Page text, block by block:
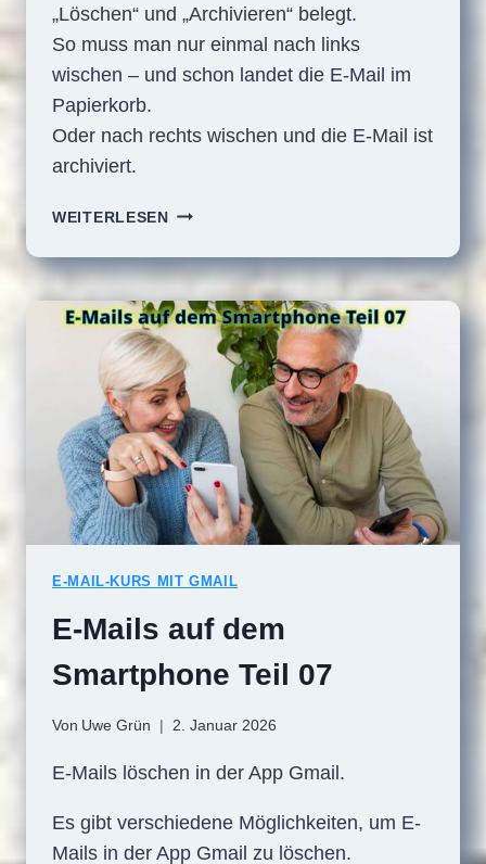
„Löschen“ und „Archivieren“ belegt.
So muss man nur einmal nach links
wischen – und schon landet die E-Mail im
Papierkorb.
Oder nach rechts wischen und die E-Mail ist
archiviert.
WEITERLESENE-
AUF
SMARTPHONE
08
E-MAIL-KURS MIT GMAIL
E-Mails auf dem
Smartphone Teil 07
Von Uwe Grün 2. Januar 2026
E-Mails löschen in der App Gmail.
Es gibt verschiedene Möglichkeiten, um E-
Mails in der App Gmail zu löschen.